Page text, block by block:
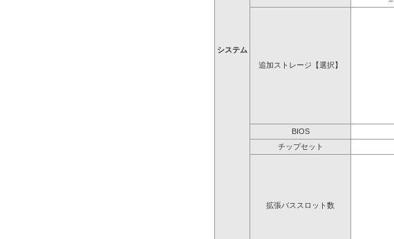
システム
追加ストレージ【選択】
BIOS
チップセット
拡張バススロット数